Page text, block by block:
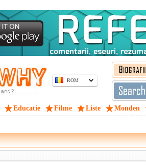
ROM
Educatie Filme Liste Monden